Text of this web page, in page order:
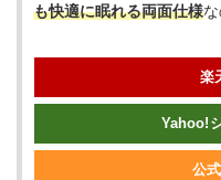
も快適に眠れる両面仕様
楽
Yahoo!
公